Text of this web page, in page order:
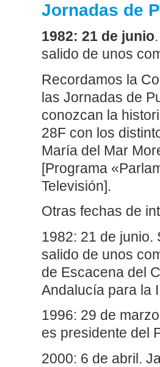
Jornadas de
1982: 21 de junio
salido de unos
Recordamos la
las Jornadas de
conozcan la
28F con los
María del Mar
[Programa
Televisión].
Otras fechas de
1982: 21 de junio.
salido de unos
de Escacena del
Andalucía para la
1996: 29 de
es presidente del
2000: 6 de abril.